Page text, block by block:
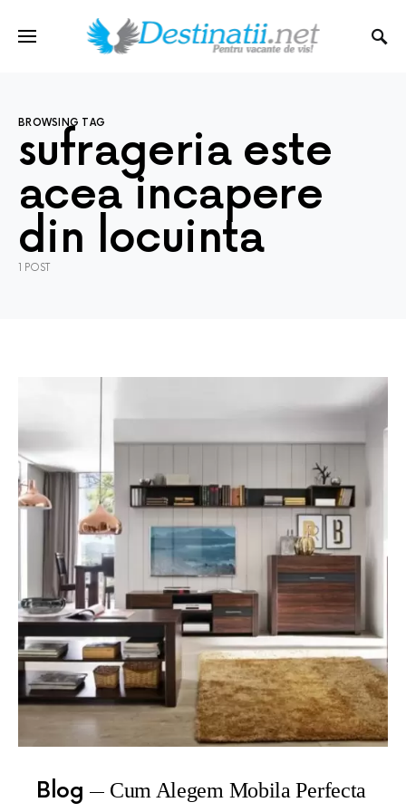
BROWSING TAG
sufrageria este
acea incapere
din locuinta
1 POST
Blog Cum Alegem Mobila Perfecta